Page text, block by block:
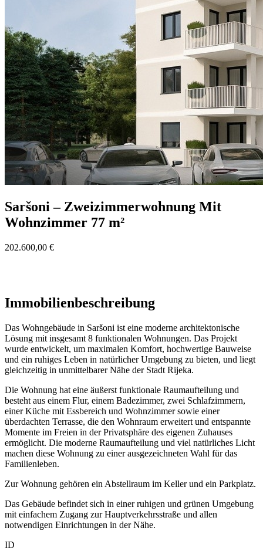
Saršoni – Zweizimmerwohnung Mit
Wohnzimmer 77 m²
202.600,00 €
Immobilienbeschreibung
Das Wohngebäude in Saršoni ist eine moderne architektonische
Lösung mit insgesamt 8 funktionalen Wohnungen. Das Projekt
wurde entwickelt, um maximalen Komfort, hochwertige Bauweise
und ein ruhiges Leben in natürlicher Umgebung zu bieten, und liegt
gleichzeitig in unmittelbarer Nähe der Stadt Rijeka.
Die Wohnung hat eine äußerst funktionale Raumaufteilung und
besteht aus einem Flur, einem Badezimmer, zwei Schlafzimmern,
einer Küche mit Essbereich und Wohnzimmer sowie einer
überdachten Terrasse, die den Wohnraum erweitert und entspannte
Momente im Freien in der Privatsphäre des eigenen Zuhauses
ermöglicht. Die moderne Raumaufteilung und viel natürliches Licht
machen diese Wohnung zu einer ausgezeichneten Wahl für das
Familienleben.
Zur Wohnung gehören ein Abstellraum im Keller und ein Parkplatz.
Das Gebäude befindet sich in einer ruhigen und grünen Umgebung
mit einfachem Zugang zur Hauptverkehrsstraße und allen
notwendigen Einrichtungen in der Nähe.
ID